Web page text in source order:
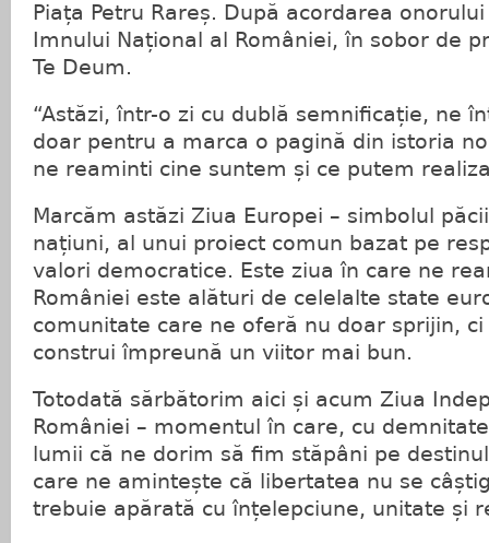
Piața Petru Rareș. După acordarea
Imnului Național al României, în sobor de
Te Deum.
“Astăzi, într-o zi cu dublă semnificație, ne
doar pentru a marca o pagină din istoria
ne reaminti cine suntem și ce putem
Marcăm astăzi Ziua Europei – simbolul
națiuni, al unui proiect comun bazat pe
valori democratice. Este ziua în care ne
României este alături de celelalte state
comunitate care ne oferă nu doar sprijin,
construi împreună un viitor mai bun.
Totodată sărbătorim aici și acum Ziua
României – momentul în care, cu
lumii că ne dorim să fim stăpâni pe
care ne amintește că libertatea nu se
trebuie apărată cu înțelepciune, unitate și